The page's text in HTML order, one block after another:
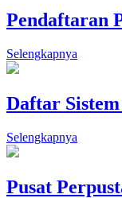
Pendaftaran
Selengkapnya
Daftar
Selengkapnya
Pusat